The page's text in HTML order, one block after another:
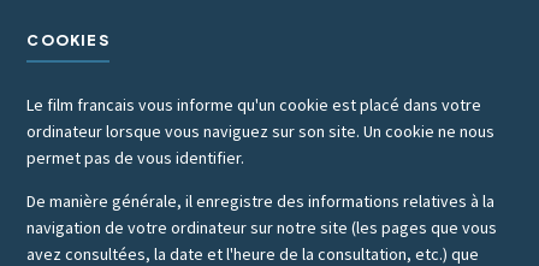
COOKIES
Le film francais vous informe qu'un cookie est placé dans votre
ordinateur lorsque vous naviguez sur son site. Un cookie ne nous
permet pas de vous identifier.
De manière générale, il enregistre des informations relatives à la
navigation de votre ordinateur sur notre site (les pages que vous
avez consultées, la date et l'heure de la consultation, etc.) que